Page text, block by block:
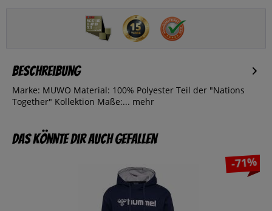
Beschreibung
Marke: MUWO Material: 100% Polyester Teil der "Nations
Together" Kollektion Maße:... mehr
Das könnte dir auch gefallen
-71%